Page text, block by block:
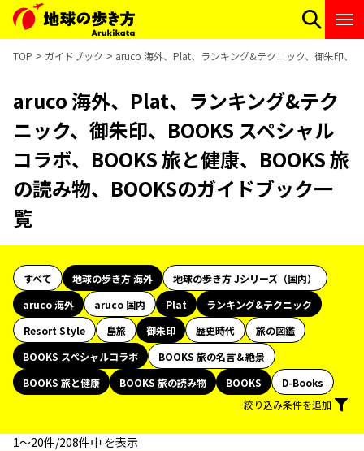
TOP ガイドブック aruco 海外、Plat、ランキング&テクニック、御朱印、
aruco 海外、Plat、ランキング&テク
ニック、御朱印、BOOKS スペシャル
コラボ、BOOKS 旅と健康、BOOKS 旅
の読み物、BOOKSのガイドブック一
覧
すべて 地球の歩き方 海外
地球の歩き方 Jシリーズ（国内）
aruco 海外
aruco 国内 Plat
ランキング&テクニック
Resort Style
島旅 御朱印 歴史時代
旅の図鑑
BOOKS スペシャルコラボ
BOOKS 旅の名言＆絶景
BOOKS 旅と健康
BOOKS 旅の読み物 BOOKS
D-Books
絞り込み条件を追加
1〜20件/208件中 を表示